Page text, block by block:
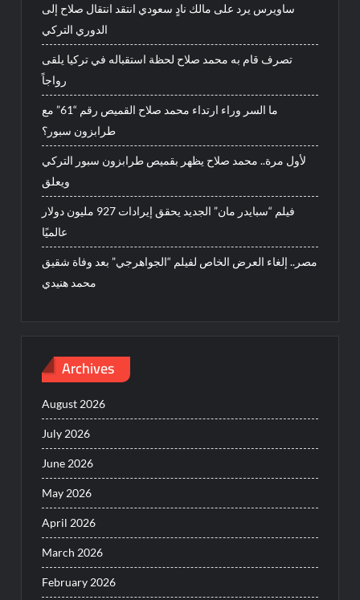
ساويرس يرد على مالك نادٍ سعودي انتقد انتقال صلاح إلى
الدوري التركي
تصرف قام به محمد صلاح لحظة استقباله في تركيا يلقى
رواجاً
ما السر وراء ارتداء محمد صلاح القميص رقم “61” مع
طرابزون سبور؟
لأول مرة.. محمد صلاح يظهر بقميص طرابزون سبور التركي
ويعلق
فيلم “سبايدر مان” الجديد يحقق إيرادات 927 مليون دولار
عالميًا
مصر.. إلغاء العرض الخاص لفيلم “الجواهرجي” بعد وفاة شقيق
محمد هنيدي
Archives
August 2026
July 2026
June 2026
May 2026
April 2026
March 2026
February 2026